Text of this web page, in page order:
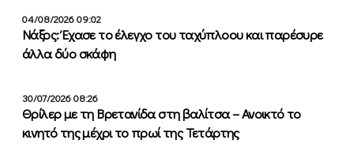
04/08/2026 09:02
Νάξος: Έχασε το έλεγχο του ταχύπλοου και παρέσυρε
άλλα δύο σκάφη
30/07/2026 08:26
Θρίλερ με τη Βρετανίδα στη βαλίτσα – Ανοικτό το
κινητό της μέχρι το πρωί της Τετάρτης